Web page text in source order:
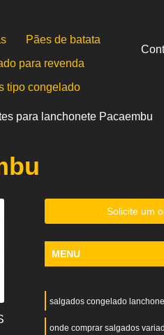
Pães de batata
para revenda
tipo congelado
para lanchonete Pacaembu
Solicite um
MENU
salgados congelado
onde comprar salgados